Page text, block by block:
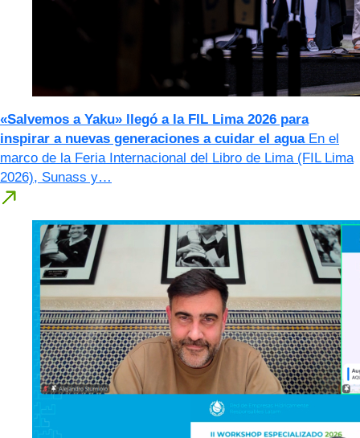
«Salvemos a Yaku» llegó a la FIL Lima 2026 para
inspirar a nuevas generaciones a cuidar el agua En el
marco de la Feria Internacional del Libro de Lima (FIL Lima
2026), Sunass y…